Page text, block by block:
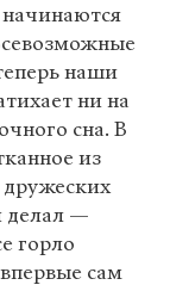
наши
ни на
сна. В
из
делал —
горло
сам